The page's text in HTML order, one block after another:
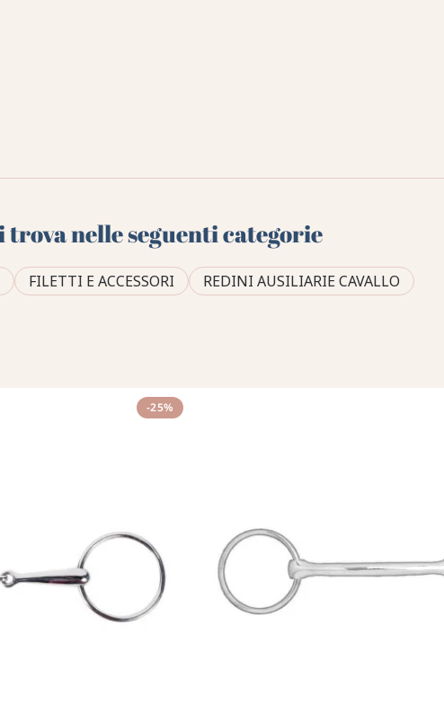
trova nelle seguenti categorie
FILETTI E ACCESSORI REDINI AUSILIARIE CAVALLO
-25%